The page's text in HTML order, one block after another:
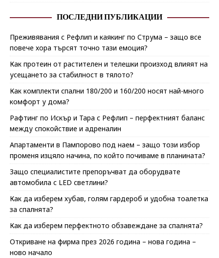
ПОСЛЕДНИ ПУБЛИКАЦИИ
Преживявания с Рефлип и каякинг по Струма – защо все
повече хора търсят точно тази емоция?
Как протеин от растителен и телешки произход влияят на
усещането за стабилност в тялото?
Как комплекти спални 180/200 и 160/200 носят най-много
комфорт у дома?
Рафтинг по Искър и Тара с Рефлип – перфектният баланс
между спокойствие и адреналин
Апартаменти в Пампорово под наем – защо този избор
променя изцяло начина, по който почиваме в планината?
Защо специалистите препоръчват да оборудвате
автомобила с LED светлини?
Как да изберем хубав, голям гардероб и удобна тоалетка
за спалнята?
Как да изберем перфектното обзавеждане за спалнята?
Откриване на фирма през 2026 година – нова година –
ново начало